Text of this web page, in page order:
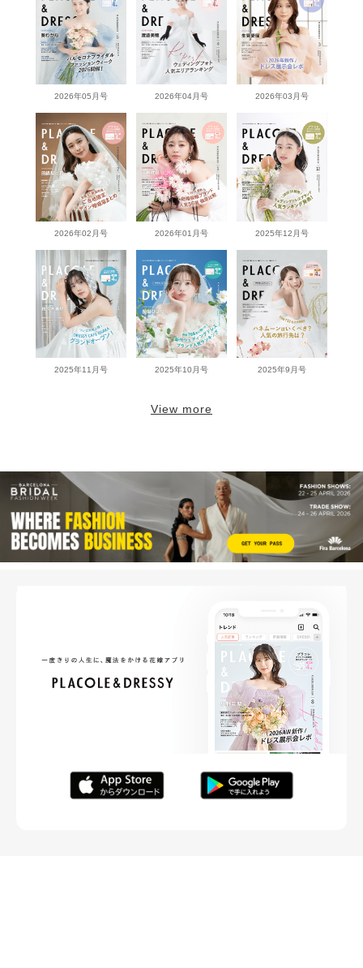
2026年05月号 2026年04月号 2026年03月号
2026年02月号 2026年01月号 2025年12月号
2025年11月号 2025年10月号 2025年9月号
View more